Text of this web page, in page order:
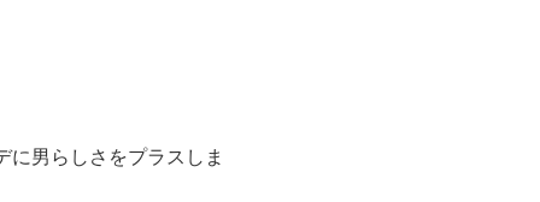
男らしさをプラスしま